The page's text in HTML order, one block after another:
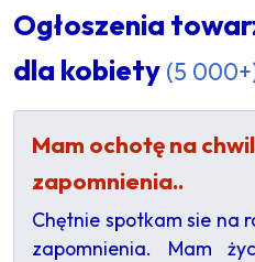
Ogłoszenia
dla kobiety (5
Mam ochotę na
zapomnienia..
Chętnie spotkam sie na
zapomnienia. Mam